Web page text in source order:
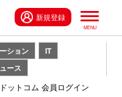
新規登録
ション
IT
ース
ットコム 会員ログイン